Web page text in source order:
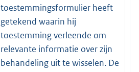
toestemmingsformulier heeft
getekend waarin hij
toestemming verleende om
relevante informatie over zijn
behandeling uit te wisselen. De